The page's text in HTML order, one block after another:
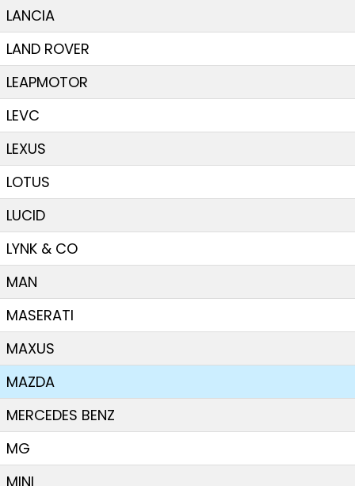
LANCIA
LAND ROVER
LEAPMOTOR
LEVC
LEXUS
LOTUS
LUCID
LYNK & CO
MAN
MASERATI
MAXUS
MAZDA
MERCEDES BENZ
MG
MINI